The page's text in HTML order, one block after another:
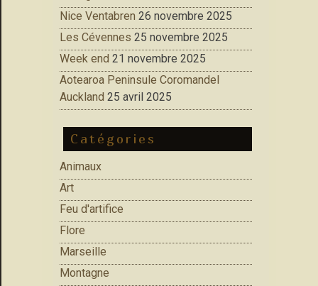
Nice Ventabren 26 novembre 2025
Les Cévennes 25 novembre 2025
Week end 21 novembre 2025
Aotearoa Peninsule Coromandel
Auckland 25 avril 2025
Catégories
Animaux
Art
Feu d'artifice
Flore
Marseille
Montagne